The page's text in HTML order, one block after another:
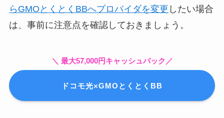
らGMOとくとくBBへプロバイダを変更 したい場合
は、事前に注意点を確認しておきましょう。
＼ 最大57,000円キャッシュバック／
ドコモ光×GMOとくとくBB